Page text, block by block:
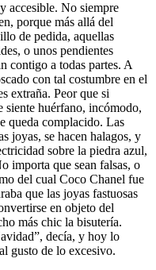
accesible. No siempre
porque más allá del
de pedida, aquellas
o unos pendientes
contigo a todas partes. A
con tal costumbre en el
extraña. Peor que si
siente huérfano, incómodo,
queda complacido. Las
joyas, se hacen halagos, y
sobre la piedra azul,
importa que sean falsas, o
del cual Coco Chanel fue
que las joyas fastuosas
en objeto del
más chic la bisutería.
decía, y hoy lo
gusto de lo excesivo.